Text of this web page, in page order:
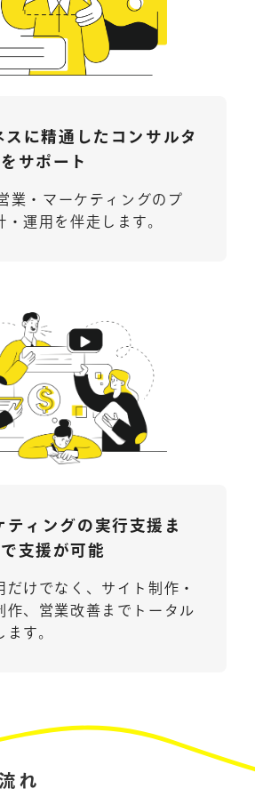
スに精通したコンサルタ
サポート
業・マーケティングのプ
・運用を伴走します。
ティングの実行支援ま
支援が可能
だけでなく、サイト制作・
作、営業改善までトータル
す。
れ